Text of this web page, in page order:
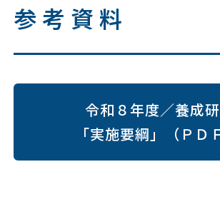
参考資料
令和８年度／養成
「実施要綱」（ＰＤ